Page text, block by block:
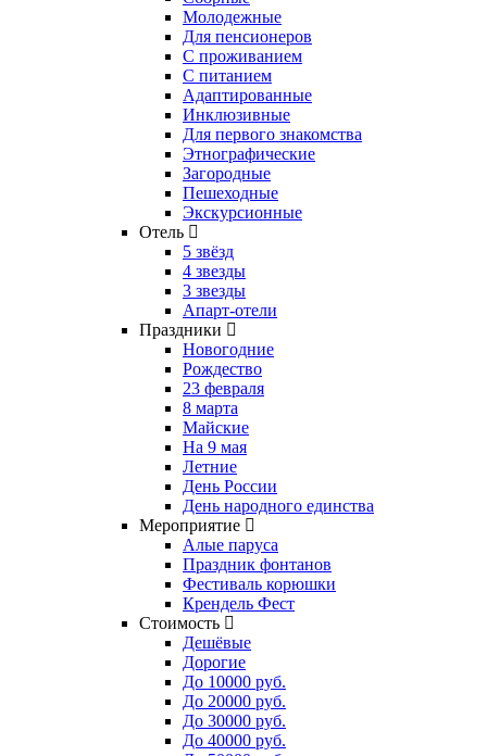
Молодежные
Для пенсионеров
С проживанием
С питанием
Адаптированные
Инклюзивные
Для первого знакомства
Этнографические
Загородные
Пешеходные
Экскурсионные
Отель
5 звёзд
4 звезды
3 звезды
Апарт-отели
Праздники
Новогодние
Рождество
23 февраля
8 марта
Майские
На 9 мая
Летние
День России
День народного единства
Мероприятие
Алые паруса
Праздник фонтанов
Фестиваль корюшки
Крендель Фест
Стоимость
Дешёвые
Дорогие
До 10000 руб.
До 20000 руб.
До 30000 руб.
До 40000 руб.